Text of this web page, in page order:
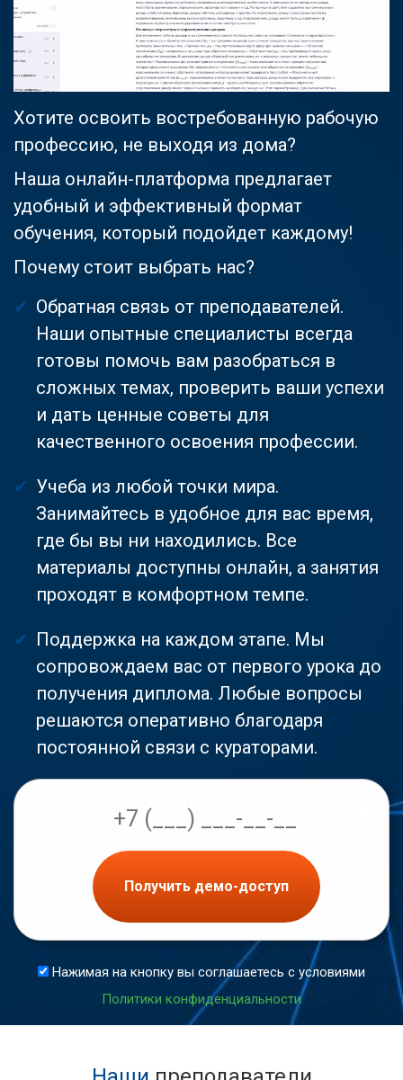
Хотите освоить востребованную рабочую
профессию, не выходя из дома?
Наша онлайн-платформа предлагает
удобный и эффективный формат
обучения, который подойдет каждому!
Почему стоит выбрать нас?
Обратная связь от преподавателей.
Наши опытные специалисты всегда
готовы помочь вам разобраться в
сложных темах, проверить ваши успехи
и дать ценные советы для
качественного освоения профессии.
Учеба из любой точки мира.
Занимайтесь в удобное для вас время,
где бы вы ни находились. Все
материалы доступны онлайн, а занятия
проходят в комфортном темпе.
Поддержка на каждом этапе. Мы
сопровождаем вас от первого урока до
получения диплома. Любые вопросы
решаются оперативно благодаря
постоянной связи с кураторами.
Получить демо-доступ
Нажимая на кнопку вы соглашаетесь с условиями
Политики конфиденциальности